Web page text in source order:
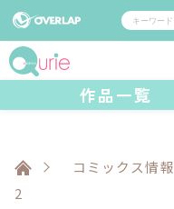
コミック
コミックガルド
コミッククリエ
LiQulle
ゲーム
企業
作品一覧
コミックス情報
2